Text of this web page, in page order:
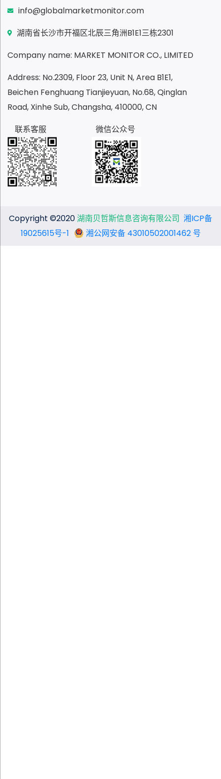
info@globalmarketmonitor.com
湖南省长沙市开福区北辰三角洲B1E1三栋2301
Company name: MARKET MONITOR CO., LIMITED
Address: No.2309, Floor 23, Unit N, Area B1E1,
Beichen Fenghuang Tianjieyuan, No.68, Qinglan
Road, Xinhe Sub, Changsha, 410000, CN
联系客服
微信公众号
Copyright ©2020湖南贝哲斯信息咨询有限公司 湘ICP备
19025615号-1
湘公网安备 43010502001462 号